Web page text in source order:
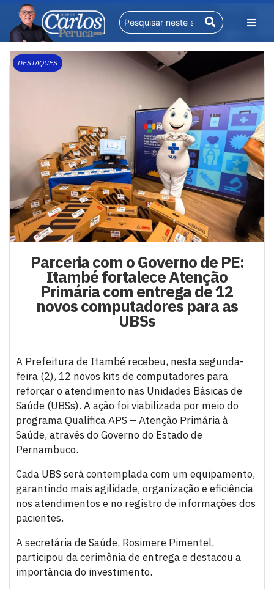
DESTAQUES
Parceria com o Governo de PE:
Itambé fortalece Atenção
Primária com entrega de 12
novos computadores para as
UBSs
A Prefeitura de Itambé recebeu, nesta segunda-
feira (2), 12 novos kits de computadores para
reforçar o atendimento nas Unidades Básicas de
Saúde (UBSs). A ação foi viabilizada por meio do
programa Qualifica APS – Atenção Primária à
Saúde, através do Governo do Estado de
Pernambuco.
Cada UBS será contemplada com um equipamento,
garantindo mais agilidade, organização e eficiência
nos atendimentos e no registro de informações dos
pacientes.
A secretária de Saúde, Rosimere Pimentel,
participou da cerimônia de entrega e destacou a
importância do investimento.